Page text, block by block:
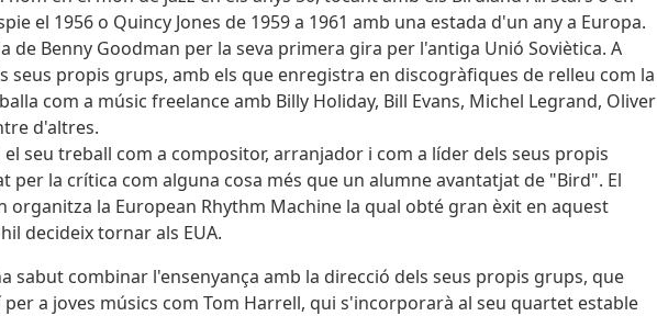
el 1956 o Quincy Jones de 1959 a 1961 amb una estada d'un any a Europa.
de Benny Goodman per la seva primera gira per l'antiga Unió Soviètica. A
seus propis grups, amb els que enregistra en discogràfiques de relleu com la
com a músic freelance amb Billy Holiday, Bill Evans, Michel Legrand, Oliver
d'altres.
seu treball com a compositor, arranjador i com a líder dels seus propis
per la crítica com alguna cosa més que un alumne avantatjat de "Bird". El
organitza la European Rhythm Machine la qual obté gran èxit en aquest
decideix tornar als EUA.
sabut combinar l'ensenyança amb la direcció dels seus propis grups, que
a joves músics com Tom Harrell, qui s'incorporarà al seu quartet estable